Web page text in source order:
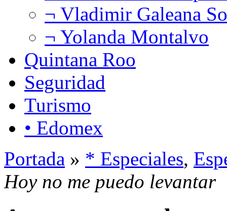
¬ Vladimir Galeana
¬ Yolanda Montalvo
Quintana Roo
Seguridad
Turismo
• Edomex
Portada » * Especiales,
Hoy no me puedo levantar